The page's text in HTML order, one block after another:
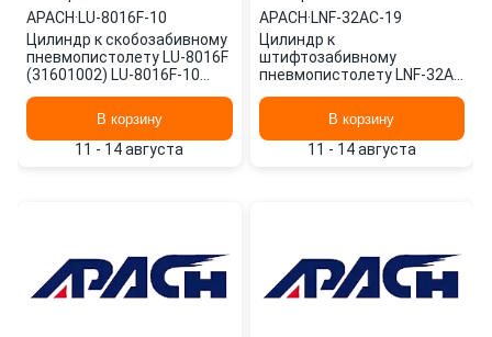
APACH·LU-8016F-10
Цилиндр к скобозабивному
пневмопистолету LU-8016F
(31601002) LU-8016F-10
В корзину
11 - 14 августа
APACH·LNF-32AC-19
Цилиндр к
штифтозабивному
пневмопистолету LNF-32AC
APACH
В корзину
11 - 14 августа